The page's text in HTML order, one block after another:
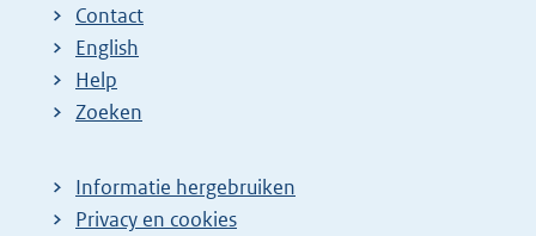
Contact
English
Help
Zoeken
Informatie hergebruiken
Privacy en cookies